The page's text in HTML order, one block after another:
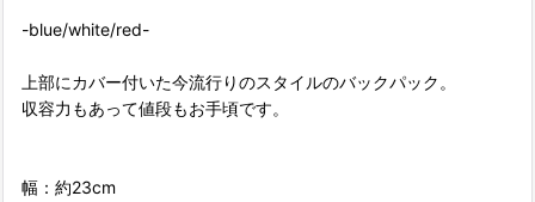
-blue/white/red-
上部にカバー付いた今流行りのスタイルのバックパック。
収容力もあって値段もお手頃です。
幅：約23cm